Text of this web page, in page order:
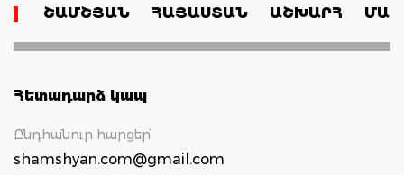
ՇԱՄՇՅԱՆ ՀԱՅԱՍՏԱՆ ԱՇԽԱՐՀ
Հետադարձ կապ
Ընդհանուր հարցեր՝
shamshyan.com@gmail.com